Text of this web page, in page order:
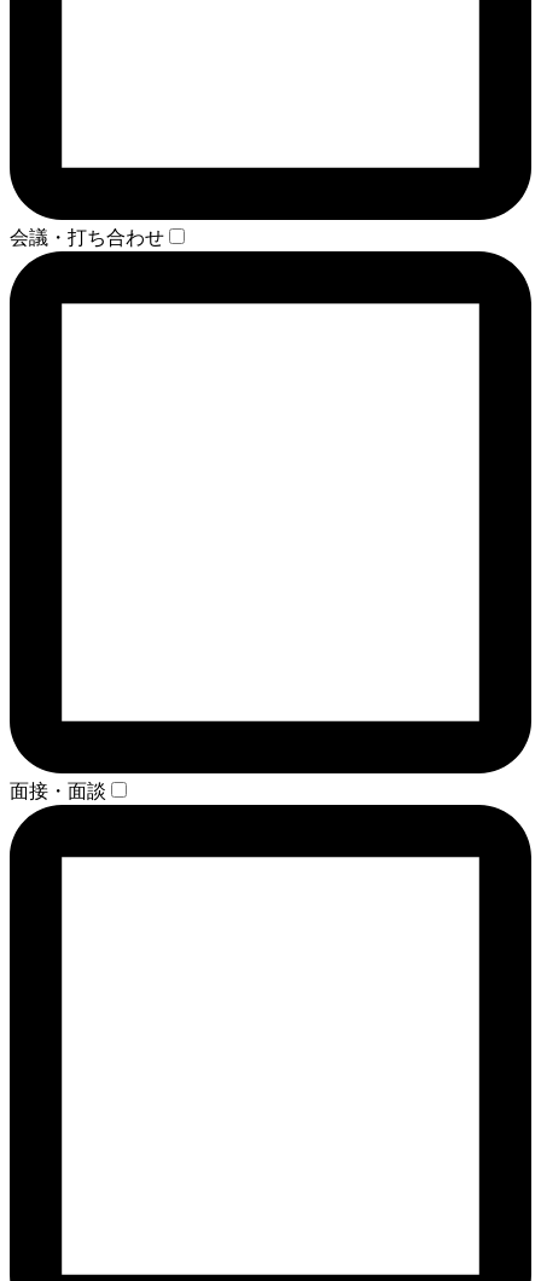
会議・打ち合わせ
面接・面談